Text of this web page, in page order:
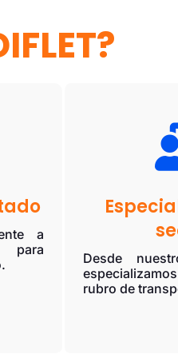
a
para
Desde
rubro de